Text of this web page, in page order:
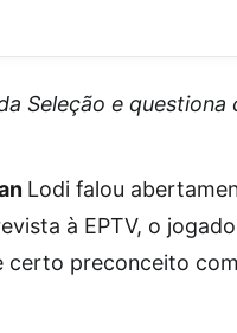
Seleção e
Lodi falou
à EPTV, o
preconceito